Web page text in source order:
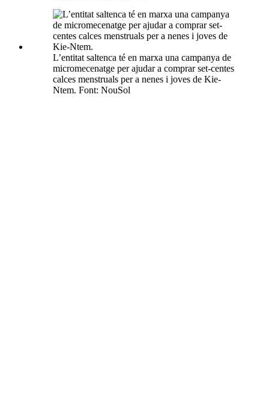
L’entitat saltenca té en marxa una campanya de
micromecenatge per ajudar a comprar set-centes
calces menstruals per a nenes i joves de Kie-
Ntem. Font: NouSol